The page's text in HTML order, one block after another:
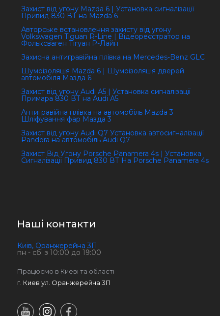
Захист від угону Mazda 6 | Установка сигналізації
Привид 830 ВТ на Mazda 6
Авторське встановлення захисту від угону
Volkswagen Tiguan R-Line | Відеореєстратор на
Фольксваген Тігуан Р-Лайн
Захисна антигравійна плівка на Mercedes-Benz GLC
Шумоізоляція Mazda 6 | Шумоізоляція дверей
автомобіля Мазда 6
Захист від угону Audi А5 | Установка сигналізації
Примара 830 ВТ на Audi А5
Антигравійна плівка на автомобіль Mazda 3
Шліфування фар Мазда 3
Захист від угону Audi Q7 Установка автосигналізації
Pandora на автомобіль Audi Q7
Захист Від Угону Porsche Panamera 4s | Установка
Сигналізації Привид 830 ВТ На Porsche Panamera 4s
Наші контакти
Київ, Оранжерейна 3П
пн - сб: з 10:00 до 19:00
Працюємо в Киеві та області
г. Киев ул. Оранжерейна 3П